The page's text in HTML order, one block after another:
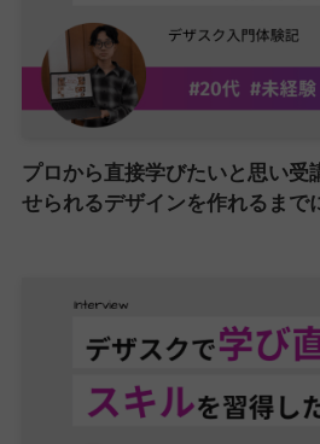
プロから直接学びたいと思い受
せられるデザインを作れるまで